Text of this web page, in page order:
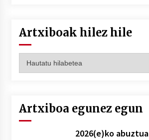
Artxiboak hilez hile
hilez
Artxiboa egunez egun
2026(e)ko abuztua